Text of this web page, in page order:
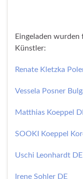
Eingeladen
Künstler:
Renate Kletzka
Vessela Posner
Matthias Koeppel
SOOKI Koeppel
Uschi Leonhardt DE
Irene Sohler DE